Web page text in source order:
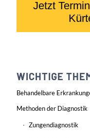
WICHTIGE
Behandelbare
Methoden der Diagnostik
Zungendiagnostik